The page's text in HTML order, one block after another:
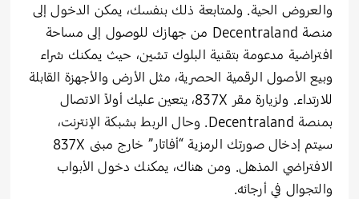
والعروض الحية. ولمتابعة ذلك بنفسك، يمكن الدخول إلى
منصة Decentraland من جهازك للوصول إلى مساحة
افتراضية مدعومة بتقنية البلوك تشين، حيث يمكنك شراء
وبيع الأصول الرقمية الحصرية، مثل الأرض والأجهزة القابلة
للارتداء. ولزيارة مقر 837X، يتعين عليك أولاً الاتصال
بمنصة Decentraland. وحال الربط بشبكة الإنترنت،
سيتم إدخال صورتك الرمزية “أفاتار” خارج مبنى 837X
الافتراضي المذهل. ومن هناك، يمكنك دخول الأبواب
والتجوال في أرجائه.